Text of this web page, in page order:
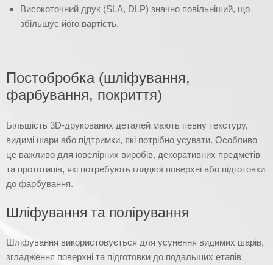
Високоточний друк (SLA, DLP) значно повільніший, що
збільшує його вартість.
Постобробка (шліфування,
фарбування, покриття)
Більшість 3D-друкованих деталей мають певну текстуру,
видимі шари або підтримки, які потрібно усувати. Особливо
це важливо для ювелірних виробів, декоративних предметів
та прототипів, які потребують гладкої поверхні або підготовки
до фарбування.
Шліфування та полірування
Шліфування використовується для усунення видимих шарів,
згладження поверхні та підготовки до подальших етапів